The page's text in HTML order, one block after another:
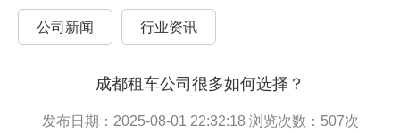
公司新闻 行业资讯
成都租车公司很多如何选择？
发布日期：2025-08-01 22:32:18 浏览次数： 507次